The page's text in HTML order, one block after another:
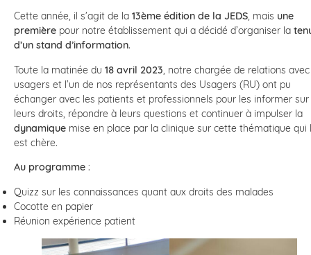
Cette année, il s’agit de la 13ème édition de la JEDS, mais une
première pour notre établissement qui a décidé d’organiser la
d’un stand d’information.
Toute la matinée du 18 avril 2023, notre chargée de relations
usagers et l’un de nos représentants des Usagers (RU) ont pu
échanger avec les patients et professionnels pour les informer sur
leurs droits, répondre à leurs questions et continuer à impulser la
dynamique mise en place par la clinique sur cette thématique qui
est chère.
Au programme :
Quizz sur les connaissances quant aux droits des malades
Cocotte en papier
Réunion expérience patient